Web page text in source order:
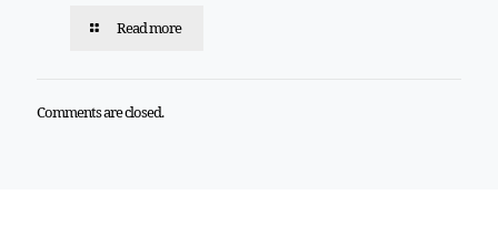
Read more
Comments are closed.